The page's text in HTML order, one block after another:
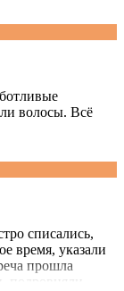
волосы. Всё
списались,
время, указали
прошла
подровняли,